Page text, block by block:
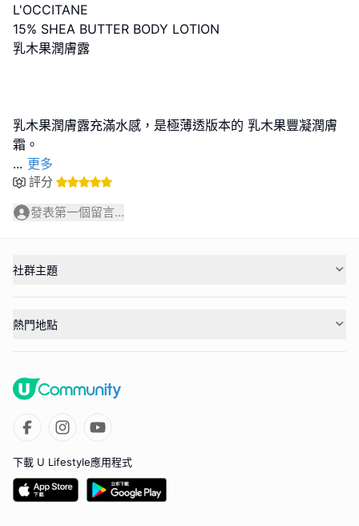
L'OCCITANE
15% SHEA BUTTER BODY LOTION
乳木果潤膚露
乳木果潤膚露充滿水感，是極薄透版本的 乳木果豐凝潤膚
... 更多
評分
發表第一個留言...
社群主題
熱門地點
下載 U Lifestyle應用程式